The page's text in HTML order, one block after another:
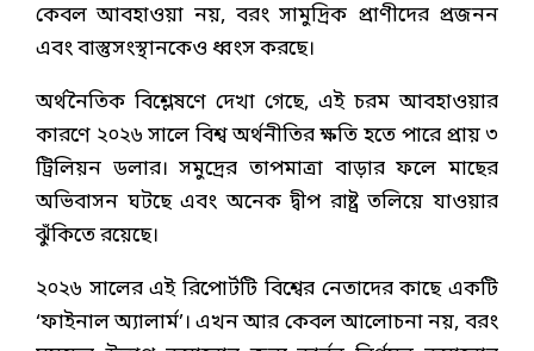
কেবল আবহাওয়া নয়, বরং সামুদ্রিক প্রাণীদের প্রজনন
এবং বাস্তুসংস্থানকেও ধ্বংস করছে।
অর্থনৈতিক বিশ্লেষণে দেখা গেছে, এই চরম আবহাওয়ার
কারণে ২০২৬ সালে বিশ্ব অর্থনীতির ক্ষতি হতে পারে প্রায় ৩
ট্রিলিয়ন ডলার। সমুদ্রের তাপমাত্রা বাড়ার ফলে মাছের
অভিবাসন ঘটছে এবং অনেক দ্বীপ রাষ্ট্র তলিয়ে যাওয়ার
ঝুঁকিতে রয়েছে।
২০২৬ সালের এই রিপোর্টটি বিশ্বের নেতাদের কাছে একটি
‘ফাইনাল অ্যালার্ম’। এখন আর কেবল আলোচনা নয়, বরং